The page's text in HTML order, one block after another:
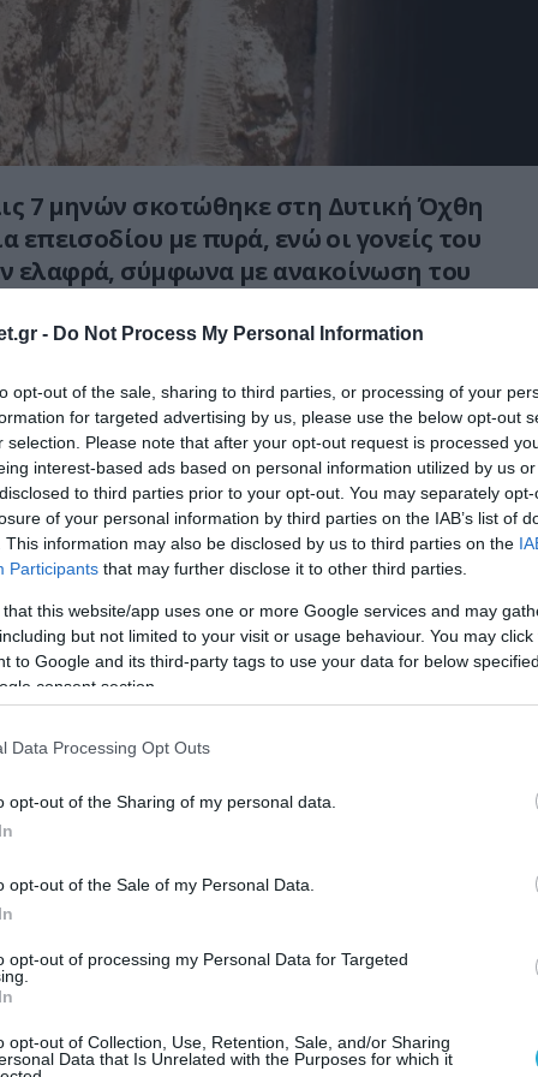
- Do Not Process My Personal Information
opt-out of the sale, sharing to third parties, or processing of your
for targeted advertising by us, please use the below opt-out
selection. Please note that after your opt-out request is processed
interest-based ads based on personal information utilized by us
to third parties prior to your opt-out. You may separately
of your personal information by third parties on the IAB’s list of
This information may also be disclosed by us to third parties on the
Participants that may further disclose it to other third parties.
that this website/app uses one or more Google services and may
but not limited to your visit or usage behaviour. You may
to Google and its third-party tags to use your data for below
consent section.
Data Processing Opt Outs
opt-out of the Sharing of my personal data.
opt-out of the Sale of my Personal Data.
opt-out of processing my Personal Data for Targeted
opt-out of Collection, Use, Retention, Sale, and/or Sharing
Data that Is Unrelated with the Purposes for which it
7 μηνών σκοτώθηκε στη Δυτική Όχθη
επεισοδίου με πυρά, ενώ οι γονείς του
ελαφρά, σύμφωνα με ανακοίνωση του
όταν ισραηλινές δυνάμεις άνοιξαν πυρ
της οικογένειας.
δημόσιου νοσοκομείου της Χεβρώνας
μεταφέρθηκε με σοβαρά τραύματα,
δυνατό να σωθεί.
πρακτορείο ειδήσεων Wafa αναφέρει
της οικογένειας βρέθηκε στο στόχαστρο
κάτω από την οποία σημειώθηκε το συμβάν.